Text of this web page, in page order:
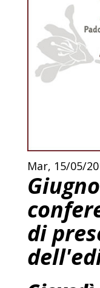
Mar, 15/05/
di